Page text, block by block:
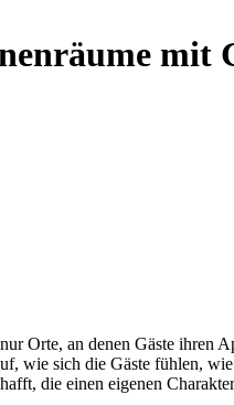
mit
Orte, an denen Gäste ihren
wie sich die Gäste fühlen,
die einen eigenen